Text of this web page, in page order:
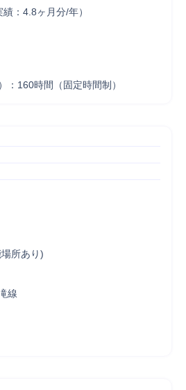
：4.8ヶ月分/年）
：160時間（固定時間制）
所あり)
線